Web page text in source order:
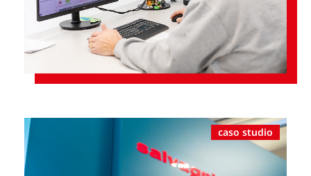
caso studio